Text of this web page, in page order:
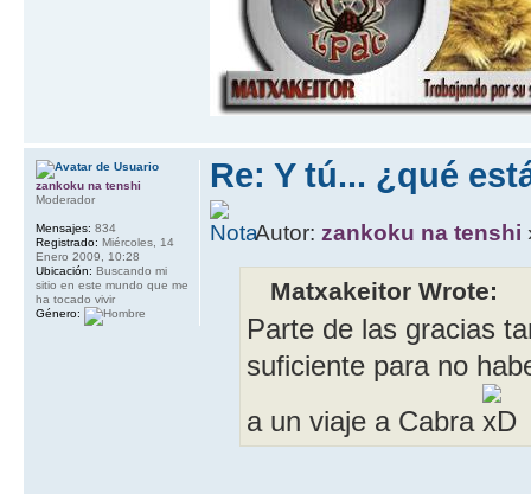
Re: Y tú... ¿qué
Autor:zankoku na tenshi
Matxakeitor Wrote:
Parte de las gracias
suficiente para no
a un viaje a Cabra
zankoku na tenshi
Moderador
Mensajes: 834
Registrado: Miércoles, 14
Enero 2009, 10:28
Ubicación: Buscando mi
sitio en este mundo que me
ha tocado vivir
Género: